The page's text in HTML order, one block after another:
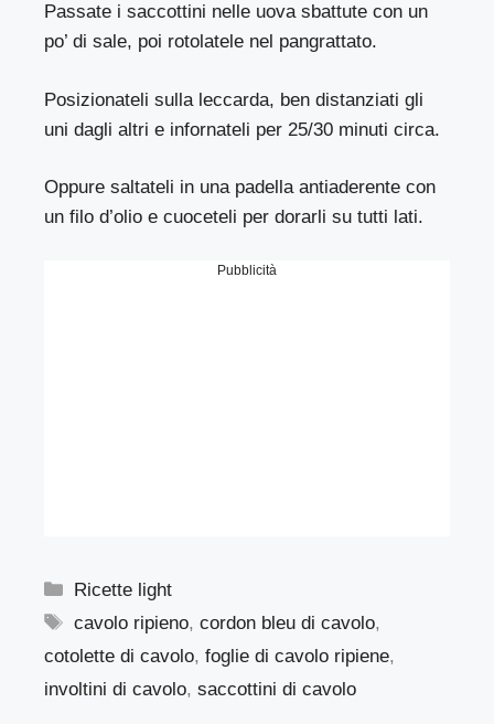
Passate i saccottini nelle uova sbattute con un
po’ di sale, poi rotolatele nel pangrattato.
Posizionateli sulla leccarda, ben distanziati gli
uni dagli altri e infornateli per 25/30 minuti circa.
Oppure saltateli in una padella antiaderente con
un filo d’olio e cuoceteli per dorarli su tutti lati.
Pubblicità
Categorie
Ricette light
Tag
cavolo ripieno,cordon bleu di cavolo,
cotolette di cavolo, foglie di cavolo ripiene,
involtini di cavolo, saccottini di cavolo